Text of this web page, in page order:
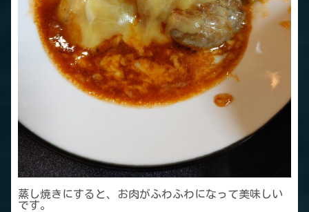
蒸し焼きにすると、お肉がふわふわになって美味しい
です。